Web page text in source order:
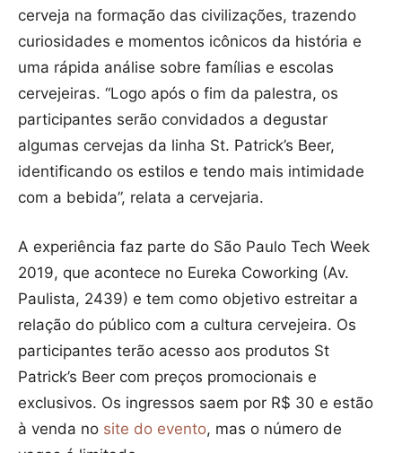
cerveja na formação das civilizações, trazendo
curiosidades e momentos icônicos da história e
uma rápida análise sobre famílias e escolas
cervejeiras. “Logo após o fim da palestra, os
participantes serão convidados a degustar
algumas cervejas da linha St. Patrick’s Beer,
identificando os estilos e tendo mais intimidade
com a bebida”, relata a cervejaria.
A experiência faz parte do São Paulo Tech Week
2019, que acontece no Eureka Coworking (Av.
Paulista, 2439) e tem como objetivo estreitar a
relação do público com a cultura cervejeira. Os
participantes terão acesso aos produtos St
Patrick’s Beer com preços promocionais e
exclusivos. Os ingressos saem por R$ 30 e estão
à venda no site do evento, mas o número de